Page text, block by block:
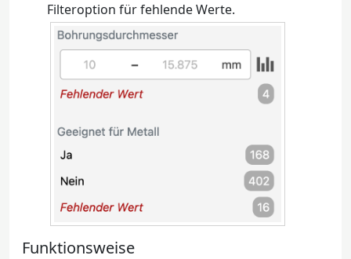
Filteroption für fehlende Werte.
Funktionsweise